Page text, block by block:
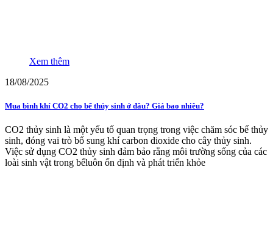
Xem thêm
18/08/2025
Mua bình khí CO2 cho bể thủy sinh ở đâu? Giá bao nhiêu?
CO2 thủy sinh là một yếu tố quan trọng trong việc chăm sóc bể thủy
sinh, đóng vai trò bổ sung khí carbon dioxide cho cây thủy sinh.
Việc sử dụng CO2 thủy sinh đảm bảo rằng môi trường sống của các
loài sinh vật trong bểluôn ổn định và phát triển khỏe